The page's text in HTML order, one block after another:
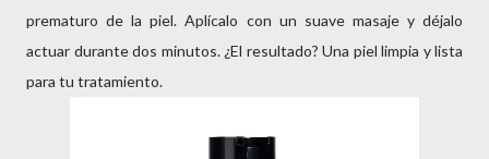
prematuro de la piel. Aplícalo con un suave masaje y déjalo
actuar durante dos minutos. ¿El resultado? Una piel limpia y lista
para tu tratamiento.